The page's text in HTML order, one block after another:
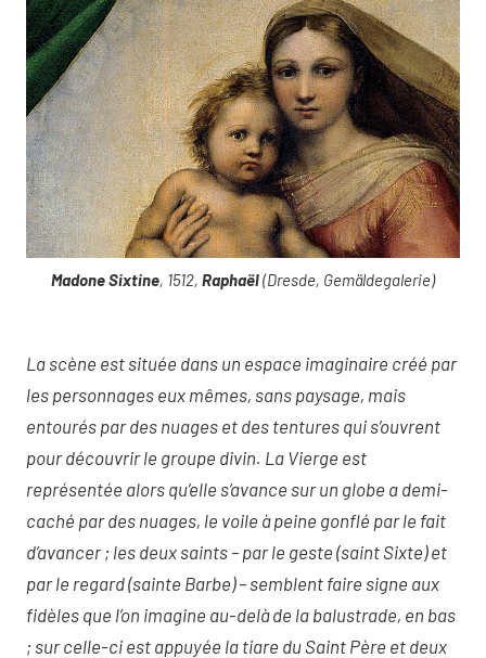
Madone Sixtine, 1512, Raphaël(Dresde, Gemäldegalerie)
La scène est située dans un espace imaginaire créé par
les personnages eux mêmes, sans paysage, mais
entourés par des nuages et des tentures qui s’ouvrent
pour découvrir le groupe divin. La Vierge est
représentée alors qu’elle s’avance sur un globe a demi-
caché par des nuages, le voile à peine gonflé par le fait
d’avancer ; les deux saints – par le geste (saint Sixte) et
par le regard (sainte Barbe) – semblent faire signe aux
fidèles que l’on imagine au-delà de la balustrade, en bas
; sur celle-ci est appuyée la tiare du Saint Père et deux